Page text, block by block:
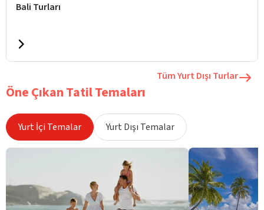
Bali Turları
Tüm Yurt Dışı Turlar
Öne Çıkan Tatil Temaları
Yurt İçi Temalar Yurt Dışı Temalar